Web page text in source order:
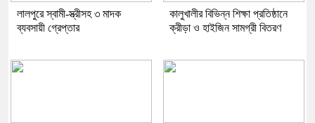
লালপুরে স্বামী-স্ত্রীসহ ৩ মাদক
ব্যবসায়ী গ্রেপ্তার
কালুখালীর বিভিন্ন শিক্ষা প্রতিষ্ঠানে
ক্রীড়া ও হাইজিন সামগ্রী বিতরণ